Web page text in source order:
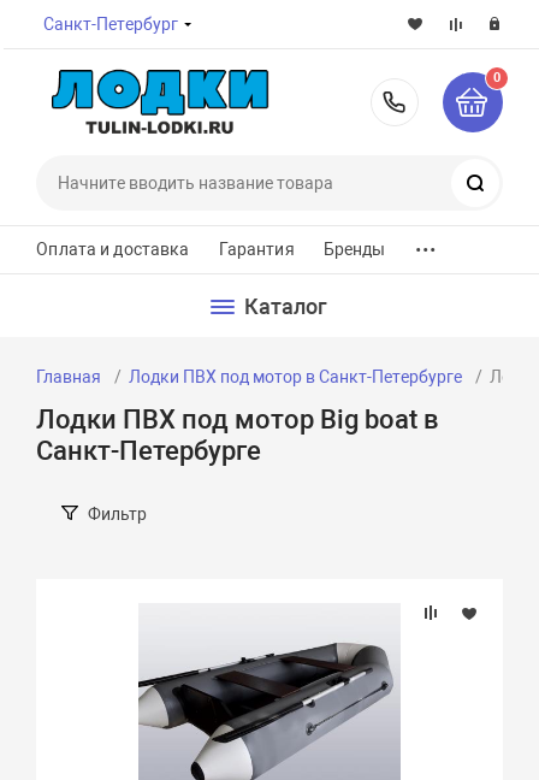
Санкт-Петербург
8-800-
0
Оплата и доставка Гарантия Бренды ...
Каталог
Главная Лодки ПВХ под мотор в Санкт-Петербурге
Лодки ПВХ под мотор Big boat в
Санкт-Петербурге
Фильтр
Длина, см